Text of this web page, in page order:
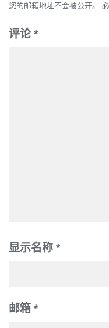
您的邮箱地址不会被公开。
评论*
显示名称 *
邮箱 *